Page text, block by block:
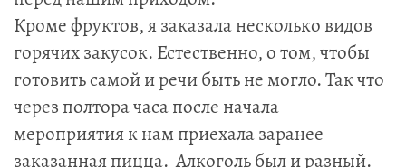
Кроме фруктов, я заказала несколько видов
горячих закусок. Естественно, о том, чтобы
готовить самой и речи быть не могло. Так что
через полтора часа после начала
мероприятия к нам приехала заранее
заказанная пицца. Алкоголь был и разный.